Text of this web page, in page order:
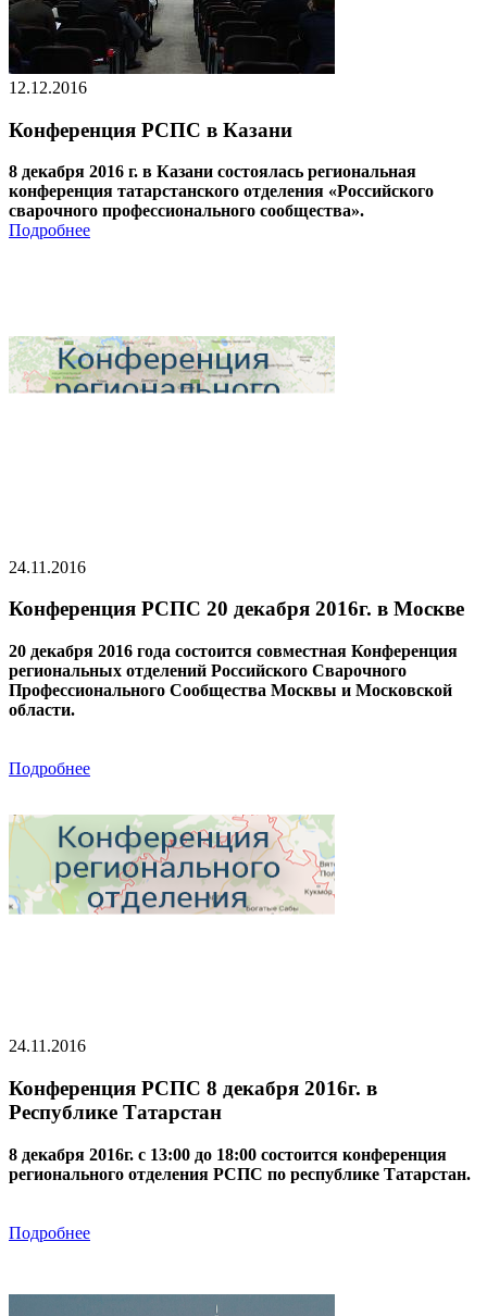
12.12.2016
Конференция РСПС в Казани
8 декабря 2016 г. в Казани состоялась региональная
конференция татарстанского отделения «Российского
сварочного профессионального сообщества».
Подробнее
24.11.2016
Конференция РСПС 20 декабря 2016г. в Москве
20 декабря 2016 года состоится совместная Конференция
региональных отделений Российского Сварочного
Профессионального Сообщества Москвы и Московской
области.
Подробнее
24.11.2016
Конференция РСПС 8 декабря 2016г. в
Республике Татарстан
8 декабря 2016г. с 13:00 до 18:00 состоится конференция
регионального отделения РСПС по республике Татарстан.
Подробнее